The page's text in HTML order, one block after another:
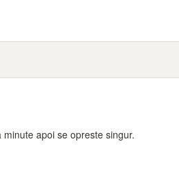
apoi se opreste singur.